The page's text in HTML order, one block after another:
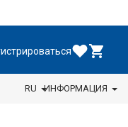
RU ИНФОРМАЦИЯ